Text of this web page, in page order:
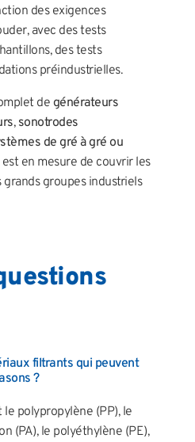
des exigences
avec des tests
des tests
préindustrielles.
de générateurs
, sonotrodes
de gré à gré ou
est en mesure de couvrir les
grands groupes industriels
filtrants qui peuvent
?
polypropylène (PP), le
(PA), le polyéthylène (PE),